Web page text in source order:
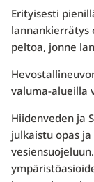
Erityisesti
lannankierrätys
peltoa, jonne
valuma-alueilla
Hiidenveden ja
julkaistu opas